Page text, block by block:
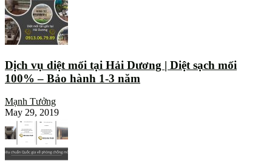
Dịch vụ diệt mối tại Hải Dương | Diệt sạch mối
100% – Bảo hành 1-3 năm
Mạnh Tưởng
May 29, 2019